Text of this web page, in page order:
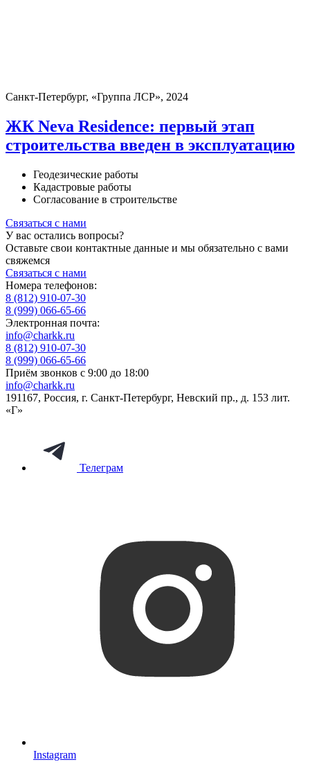
Санкт-Петербург, «Группа ЛСР», 2024
ЖК Neva Residence: первый этап
строительства введен в эксплуатацию
Геодезические работы
Кадастровые работы
Согласование в строительстве
Связаться с нами
У вас остались вопросы?
Оставьте свои контактные данные и мы обязательно с вами
свяжемся
Связаться с нами
Номера телефонов:
8 (812) 910-07-30
8 (999) 066-65-66
Электронная почта:
info@charkk.ru
8 (812) 910-07-30
8 (999) 066-65-66
Приём звонков с 9:00 до 18:00
info@charkk.ru
191167, Россия, г. Санкт-Петербург, Невский пр., д. 153 лит.
«Г»
Телеграм
Instagram